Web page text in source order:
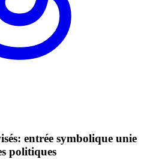
entrée symbolique unie
politiques